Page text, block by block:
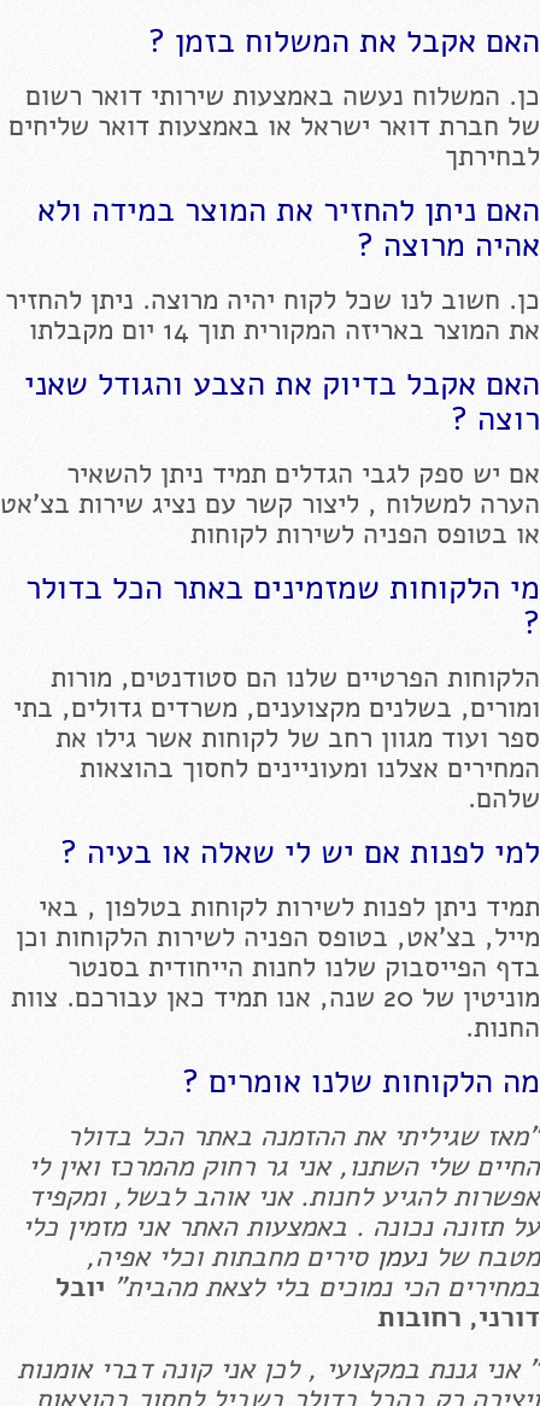
האם אקבל את המשלוח בזמן ?
כן. המשלוח נעשה באמצעות שירותי דואר רשום
של חברת דואר ישראל או באמצעות דואר שליחים
לבחירתך
האם ניתן להחזיר את המוצר במידה ולא
אהיה מרוצה ?
כן. חשוב לנו שכל לקוח יהיה מרוצה. ניתן להחזיר
את המוצר באריזה המקורית תוך 14 יום מקבלתו
האם אקבל בדיוק את הצבע והגודל שאני
רוצה ?
אם יש ספק לגבי הגדלים תמיד ניתן להשאיר
הערה למשלוח , ליצור קשר עם נציג שירות בצ'אט
או בטופס הפניה לשירות לקוחות
מי הלקוחות שמזמינים באתר הכל בדולר
?
הלקוחות הפרטיים שלנו הם סטודנטים, מורות
ומורים, בשלנים מקצוענים, משרדים גדולים, בתי
ספר ועוד מגוון רחב של לקוחות אשר גילו את
המחירים אצלנו ומעוניינים לחסוך בהוצאות
שלהם.
למי לפנות אם יש לי שאלה או בעיה ?
תמיד ניתן לפנות לשירות לקוחות בטלפון , באי
מייל, בצ'אט, בטופס הפניה לשירות הלקוחות וכן
בדף הפייסבוק שלנו לחנות הייחודית בסנטר
מוניטין של 20 שנה, אנו תמיד כאן עבורכם. צוות
החנות.
מה הלקוחות שלנו אומרים ?
"מאז שגיליתי את ההזמנה באתר הכל בדולר
החיים שלי השתנו, אני גר רחוק מהמרכז ואין לי
אפשרות להגיע לחנות. אני אוהב לבשל, ומקפיד
על תזונה נכונה . באמצעות האתר אני מזמין כלי
מטבח שלנעמןסירים מחבתות וכלי אפיה,
במחירים הכי נמוכים בלי לצאת מהבית" יובל
דורני, רחובות
" אני גננת במקצועי , לכן אני קונה דברי אומנות